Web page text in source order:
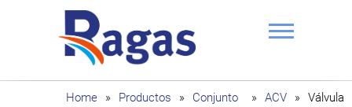
Ragas
Home » Productos »
Conjunto
» ACV »
Válvula